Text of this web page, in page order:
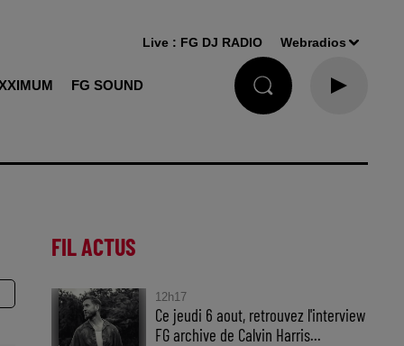
FG SOUND
Live : FG DJ RADIO Webradios
FIL ACTUS
12h17
Ce jeudi 6 aout, retrouvez l'interview
FG archive de Calvin Harris...